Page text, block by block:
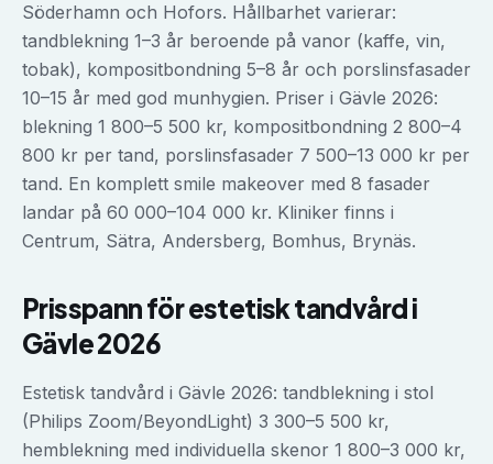
Söderhamn och Hofors. Hållbarhet varierar:
tandblekning 1–3 år beroende på vanor (kaffe, vin,
tobak), kompositbondning 5–8 år och porslinsfasader
10–15 år med god munhygien. Priser i Gävle 2026:
blekning 1 800–5 500 kr, kompositbondning 2 800–4
800 kr per tand, porslinsfasader 7 500–13 000 kr per
tand. En komplett smile makeover med 8 fasader
landar på 60 000–104 000 kr. Kliniker finns i
Centrum, Sätra, Andersberg, Bomhus, Brynäs.
Prisspann förestetisk tandvårdi
Gävle2026
Estetisk tandvård i Gävle 2026: tandblekning i stol
(Philips Zoom/BeyondLight) 3 300–5 500 kr,
hemblekning med individuella skenor 1 800–3 000 kr,